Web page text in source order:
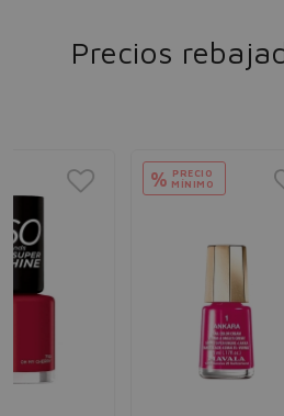
Precios
% PRECIO
MÍNIMO